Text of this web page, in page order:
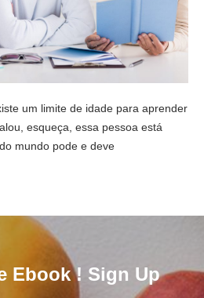
um limite de idade para aprender
esqueça, essa pessoa está
mundo pode e deve
Ebook ! Sign Up